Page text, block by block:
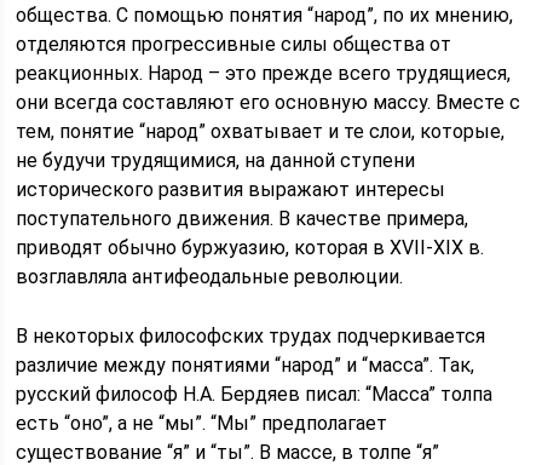
общества. С помощью понятия “народ”, по их мнению,
отделяются прогрессивные силы общества от
реакционных. Народ – это прежде всего трудящиеся,
они всегда составляют его основную массу. Вместе с
тем, понятие “народ” охватывает и те слои, которые,
не будучи трудящимися, на данной ступени
исторического развития выражают интересы
поступательного движения. В качестве примера,
приводят обычно буржуазию, которая в XVII-XIX в.
возглавляла антифеодальные революции.
В некоторых философских трудах подчеркивается
различие между понятиями “народ” и “масса”. Так,
русский философ Н.А. Бердяев писал: “Масса” толпа
есть “оно”, а не “мы”. “Мы” предполагает
существование “я” и “ты”. В массе, в толпе “я”